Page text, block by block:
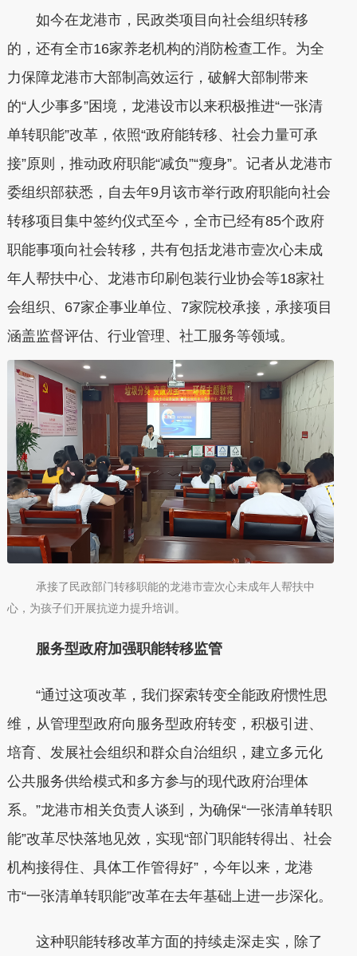
如今在龙港市，民政类项目向社会组织转移
的，还有全市16家养老机构的消防检查工作。为全
力保障龙港市大部制高效运行，破解大部制带来
的“人少事多”困境，龙港设市以来积极推进“一张清
单转职能”改革，依照“政府能转移、社会力量可承
接”原则，推动政府职能“减负”“瘦身”。记者从龙港市
委组织部获悉，自去年9月该市举行政府职能向社会
转移项目集中签约仪式至今，全市已经有85个政府
职能事项向社会转移，共有包括龙港市壹次心未成
年人帮扶中心、龙港市印刷包装行业协会等18家社
会组织、67家企事业单位、7家院校承接，承接项目
涵盖监督评估、行业管理、社工服务等领域。
承接了民政部门转移职能的龙港市壹次心未成年人帮扶中
心，为孩子们开展抗逆力提升培训。
服务型政府加强职能转移监管
“通过这项改革，我们探索转变全能政府惯性思
维，从管理型政府向服务型政府转变，积极引进、
培育、发展社会组织和群众自治组织，建立多元化
公共服务供给模式和多方参与的现代政府治理体
系。”龙港市相关负责人谈到，为确保“一张清单转职
能”改革尽快落地见效，实现“部门职能转得出、社会
机构接得住、具体工作管得好”，今年以来，龙港
市“一张清单转职能”改革在去年基础上进一步深化。
这种职能转移改革方面的持续走深走实，除了